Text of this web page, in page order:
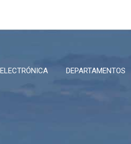
DEPARTAMENTOS